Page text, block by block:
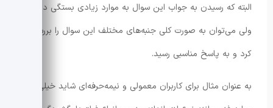
البته که رسیدن به جواب این سوال به موارد زیادی بستگی دارد،
ولی می‌توان به صورت کلی جنبه‌های مختلف این سوال را بررسی
کرد و به پاسخ مناسبی رسید.
به عنوان مثال برای کاربران معمولی و نیمه‌حرفه‌ای شاید خیلی از